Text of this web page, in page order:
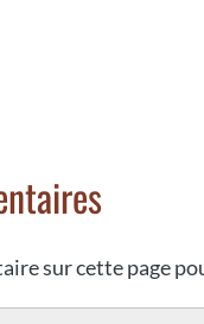
sur cette page